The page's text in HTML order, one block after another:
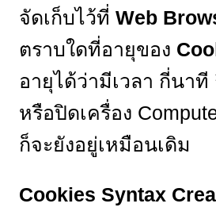
จัดเก็บไว้ที่ Web
ตราบใดที่อายุของ
อายุได้ว่ามีเวลา กี่นา
หรือปิดเครื่อง
ก็จะยังอยู่เหมือนเดิม
Cookies Syntax